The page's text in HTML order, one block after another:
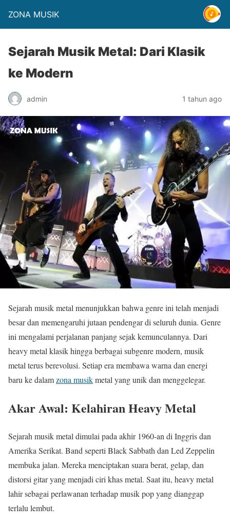
ZONA MUSIK
Sejarah Musik Metal: Dari Klasik
ke Modern
admin 1 tahun ago
Sejarah musik metal menunjukkan bahwa genre ini telah menjadi
besar dan memengaruhi jutaan pendengar di seluruh dunia. Genre
ini mengalami perjalanan panjang sejak kemunculannya. Dari
heavy metal klasik hingga berbagai subgenre modern, musik
metal terus berevolusi. Setiap era membawa warna dan energi
baru ke dalamzona musikmetal yang unik dan menggelegar.
Akar Awal: Kelahiran Heavy Metal
Sejarah musik metal dimulai pada akhir 1960-an di Inggris dan
Amerika Serikat. Band seperti Black Sabbath dan Led Zeppelin
membuka jalan. Mereka menciptakan suara berat, gelap, dan
distorsi gitar yang menjadi ciri khas metal. Saat itu, heavy metal
lahir sebagai perlawanan terhadap musik pop yang dianggap
terlalu lembut.